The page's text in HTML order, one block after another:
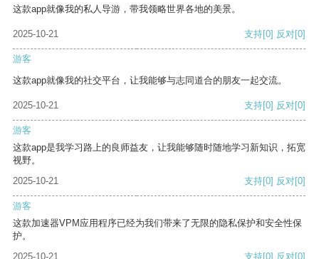
这款app就像我的私人导游，带我领略世界各地的美景。
2025-10-21 支持[0] 反对[0]
游客
这款app就像我的社交平台，让我能够与志同道合的朋友一起交流。
2025-10-21 支持[0] 反对[0]
游客
这款app是我学习路上的良师益友，让我能够随时随地学习新知识，拓宽
视野。
2025-10-21
支持[0] 反对[0]
游客
这款加速器VPM应用程序已经为我们带来了无限的隐私保护和安全性保
护。
2025-10-21
支持[0] 反对[0]